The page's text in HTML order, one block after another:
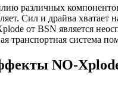
различных
Сил и драйва
от BSN является
транспортная система
NO-